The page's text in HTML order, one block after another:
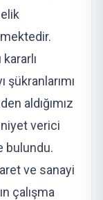
aldığımız
verici
bulundu.
ve sanayi
çalışma